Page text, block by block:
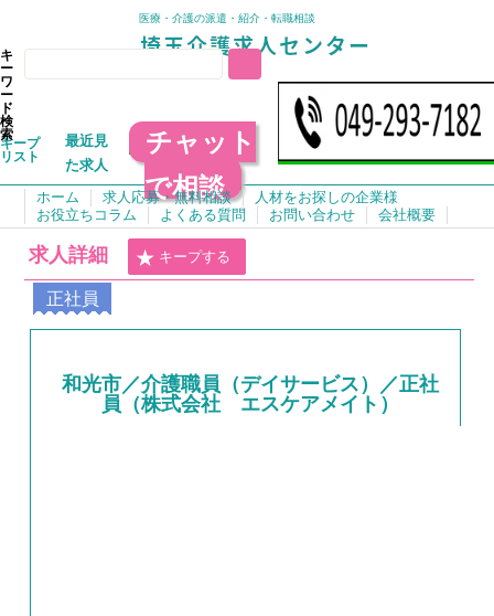
医療・介護の派遣・紹介・転職相談
キ
ー
ワ
ー
ド
検
索
キープ
リスト
最近見
た求人
チャット
で相談
ホーム 求人応募・無料相談
人材をお探しの企業様
お役立ちコラム
よくある質問 お問い合わせ 会社概要
求人詳細 キープする
正社員
和光市／介護職員（デイサービス）／正社
員（株式会社 エスケアメイト）